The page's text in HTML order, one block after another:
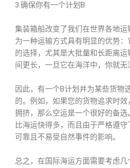
3.确保你有一个计划B
集装箱船改变了我们在世界各地
为一种运输方式具有明显的优势
的选择，尤其是大批量和长距离
间更长，一旦它在海洋中，你就无
因此，有一个B计划并为某些货物
的。例如，如果您的货物追求时
拥挤，那么空运是一个很好的备
比海运快得多，而且由于严格遵
可靠且不易受自然事件的影响。
总之，在国际海运方面需要考虑几